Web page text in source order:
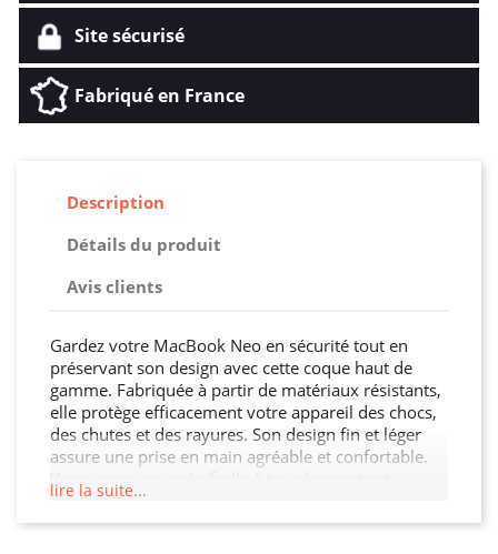
Site sécurisé
Fabriqué en France
Description
Détails du produit
Avis clients
Gardez votre MacBook Neo en sécurité tout en
préservant son design avec cette coque haut de
gamme. Fabriquée à partir de matériaux résistants,
elle protège efficacement votre appareil des chocs,
des chutes et des rayures. Son design fin et léger
assure une prise en main agréable et confortable.
Vous aurez un accès facile à tous les ports et
boutons de votre MacBook Neo grâce à sa découpe
précise. Choisissez cette coque pour préserver
lire la suite...